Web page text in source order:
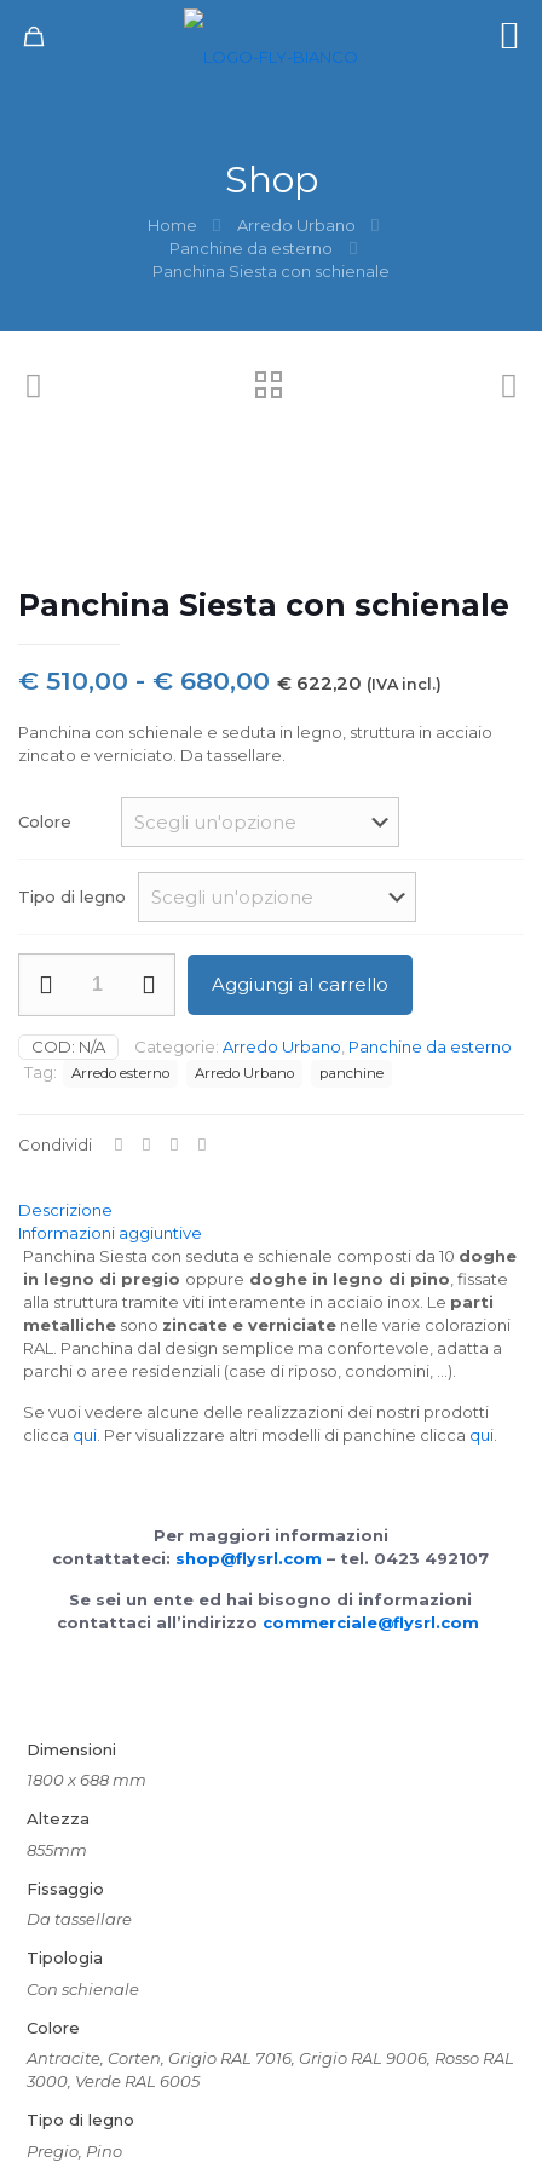
Shop
Home
Arredo Urbano
Panchine da esterno
Panchina Siesta con schienale
Panchina Siesta con schienale
€ 510,00 - € 680,00 Fascia
prezzo:
€ 510,00
€ 680,00
€ 622,20 (IVA incl.)
Panchina con schienale e seduta in legno, struttura in acciaio
zincato e verniciato. Da tassellare.
Colore
Tipo di legno
schienale
quantità
Aggiungi al carrello
COD: N/A Categorie: Arredo Urbano Panchine da esterno
Tag:
Arredo esterno Arredo Urbano panchine
Condividi
Descrizione
Informazioni aggiuntive
Panchina Siesta con seduta e schienale composti da 10 doghe
in legno di pregio oppure doghe in legno di pino , fissate
alla struttura tramite viti interamente in acciaio inox. Le parti
metalliche sono zincate e verniciate nelle varie colorazioni
RAL. Panchina dal design semplice ma confortevole, adatta a
parchi o aree residenziali (case di riposo, condomini, …).
Se vuoi vedere alcune delle realizzazioni dei nostri prodotti
clicca qui . Per visualizzare altri modelli di panchine clicca qui
Per maggiori informazioni
contattateci: shop@flysrl.com – tel. 0423 492107
Se sei un ente ed hai bisogno di informazioni
contattaci all’indirizzo commerciale@flysrl.com
Dimensioni
1800 x 688 mm
Altezza
855mm
Fissaggio
Da tassellare
Tipologia
Con schienale
Colore
Antracite, Corten, Grigio RAL 7016, Grigio RAL 9006, Rosso RAL
3000, Verde RAL 6005
Tipo di legno
Pregio, Pino